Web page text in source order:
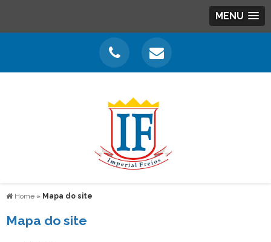
MENU
Home » Mapa do site
Mapa do site